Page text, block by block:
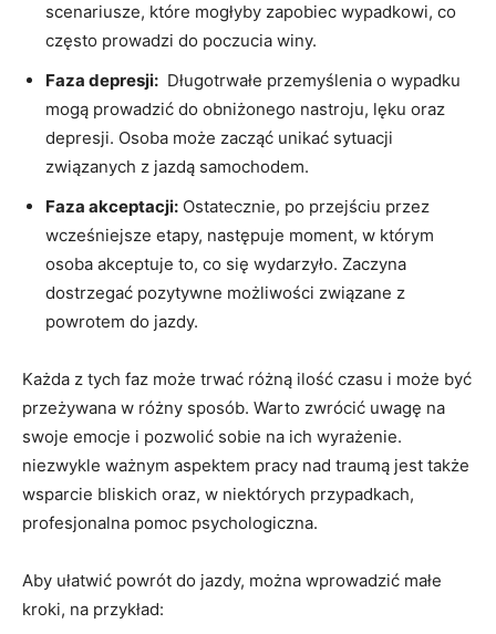
scenariusze,‍ które mogłyby zapobiec ⁢wypadkowi, co
często prowadzi do poczucia winy.
Faza depresji: ‌ Długotrwałe przemyślenia o‌ wypadku‌
mogą prowadzić do obniżonego nastroju, ​lęku ‌oraz
depresji. Osoba może zacząć‍ unikać sytuacji
związanych z jazdą samochodem.
Faza akceptacji: Ostatecznie, po przejściu przez
wcześniejsze etapy, następuje ⁢moment, w którym
osoba ‍akceptuje to, co się wydarzyło. Zaczyna
dostrzegać pozytywne możliwości związane z
powrotem do jazdy.
Każda z tych faz może trwać różną ​ilość czasu ​i może być
przeżywana w różny sposób. ⁣Warto zwrócić⁤ uwagę⁢ na
swoje emocje i pozwolić sobie na ich‍ wyrażenie.
niezwykle ważnym aspektem pracy ⁤nad traumą jest także
wsparcie bliskich oraz, w niektórych przypadkach,
profesjonalna pomoc psychologiczna.
Aby ⁢ułatwić powrót do jazdy, można ⁢wprowadzić małe
kroki, na przykład: